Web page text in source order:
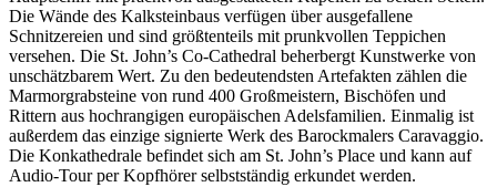
Die Wände des Kalksteinbaus verfügen über ausgefallene
Schnitzereien und sind größtenteils mit prunkvollen Teppichen
versehen. Die St. John’s Co-Cathedral beherbergt Kunstwerke von
unschätzbarem Wert. Zu den bedeutendsten Artefakten zählen die
Marmorgrabsteine von rund 400 Großmeistern, Bischöfen und
Rittern aus hochrangigen europäischen Adelsfamilien. Einmalig ist
außerdem das einzige signierte Werk des Barockmalers Caravaggio.
Die Konkathedrale befindet sich am St. John’s Place und kann auf
Audio-Tour per Kopfhörer selbstständig erkundet werden.